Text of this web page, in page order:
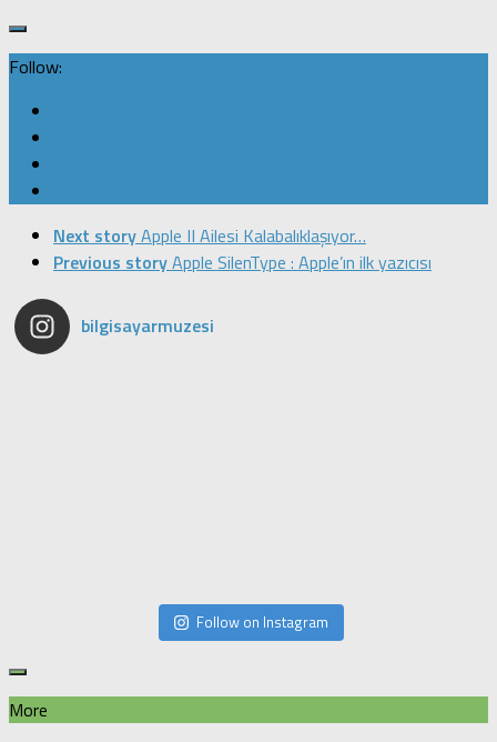
Follow:
Next storyApple II Ailesi Kalabalıklaşıyor…
Previous storyApple SilenType : Apple’ın ilk yazıcısı
bilgisayarmuzesi
Follow on Instagram
More